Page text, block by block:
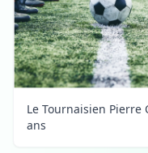
Le Tournaisien Pierre
ans